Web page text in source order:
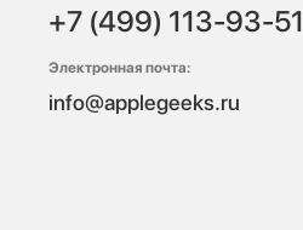
+7 (499) 113-93-51
Электронная почта:
info@applegeeks.ru